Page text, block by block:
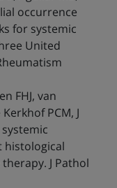
occurrence
for systemic
United
FHJ, van
PCM, J
systemic
histological
J Pathol